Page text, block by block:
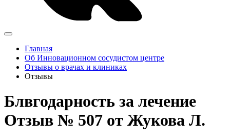
Главная
Об Инновационном сосудистом центре
Отзывы о врачах и клиниках
Отзывы
Блвгодарность за лечение
Отзыв № 507 от Жукова Л.